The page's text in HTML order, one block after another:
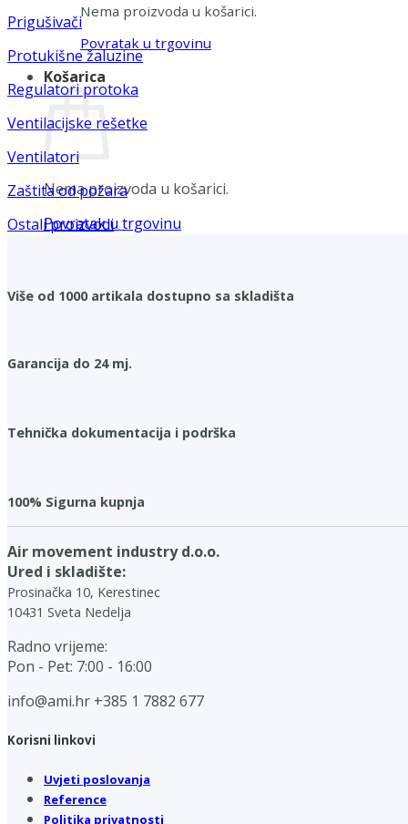
Nema proizvoda u košarici.
Povratak u trgovinu
Košarica
Nema proizvoda u košarici.
Povratak u trgovinu
Prigušivači
Protukišne žaluzine
Regulatori protoka
Ventilacijske rešetke
Ventilatori
Zaštita od požara
Ostali proizvodi
Više od 1000 artikala dostupno sa skladišta
Garancija do 24 mj.
Tehnička dokumentacija i podrška
100% Sigurna kupnja
Air movement industry d.o.o.
Ured i skladište:
Prosinačka 10, Kerestinec
10431 Sveta Nedelja
Radno vrijeme:
Pon - Pet: 7:00 - 16:00
info@ami.hr +385 1 7882 677
Korisni linkovi
Uvjeti poslovanja
Reference
Politika privatnosti